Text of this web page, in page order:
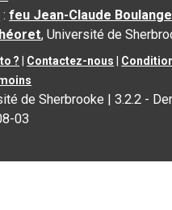
:feu Jean-Claude
, Université de
? Contactez-nous
de Sherbrooke |3.2.2 -
03